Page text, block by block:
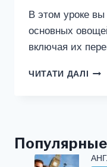
В этом уроке
основных
включая их
ЧИТАТИ ДАЛІ